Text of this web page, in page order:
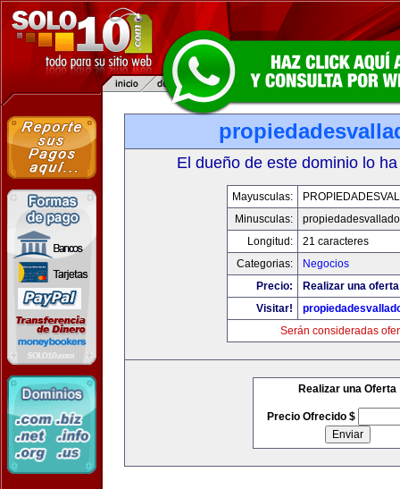
El dueño de este dominio lo
Mayusculas:
Minusculas:
Longitud:
21 caracteres
Categorias:
Negocios
Precio:
Realizar una
Visitar!
Serán consideradas
Realizar una Oferta
Precio Ofrecido $